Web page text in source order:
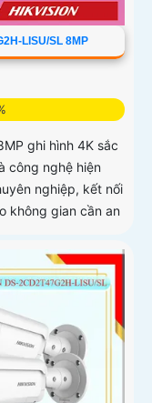
LISU/SL 8MP
ghi hình 4K sắc
công nghệ hiện
nghiệp, kết nối
không gian cần an